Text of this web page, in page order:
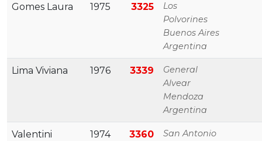
Gomes Laura 1975 3325
Los
Polvorines
Buenos Aires
Argentina
Lima Viviana 1976 3339
General
Alvear
Mendoza
Argentina
Valentini
1974 3360
San Antonio